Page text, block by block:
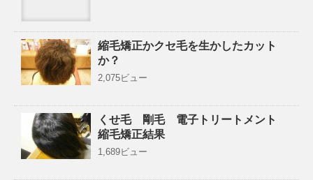
縮毛矯正かクセ毛を生かしたカット
か？
2,075ビュー
くせ毛 剛毛 電子トリートメント
縮毛矯正結果
1,689ビュー